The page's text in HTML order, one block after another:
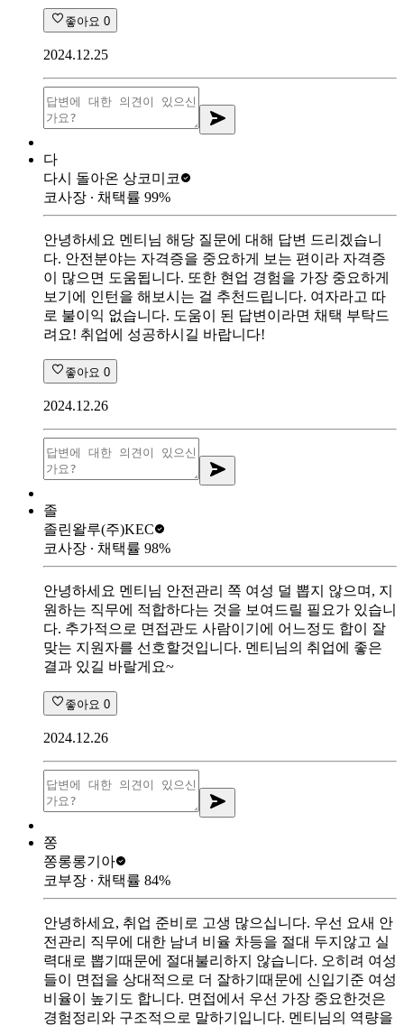
좋아요 0
2024.12.25
다
다시 돌아온 상코미코
코사장 ∙ 채택률 99%
안녕하세요 멘티님 해당 질문에 대해 답변 드리겠습니
다. 안전분야는 자격증을 중요하게 보는 편이라 자격증
이 많으면 도움됩니다. 또한 현업 경험을 가장 중요하게
보기에 인턴을 해보시는 걸 추천드립니다. 여자라고 따
로 불이익 없습니다. 도움이 된 답변이라면 채택 부탁드
려요! 취업에 성공하시길 바랍니다!
좋아요 0
2024.12.26
졸
졸린왈루(주)KEC
코사장 ∙ 채택률 98%
안녕하세요 멘티님 안전관리 쪽 여성 덜 뽑지 않으며, 지
원하는 직무에 적합하다는 것을 보여드릴 필요가 있습니
다. 추가적으로 면접관도 사람이기에 어느정도 합이 잘
맞는 지원자를 선호할것입니다. 멘티님의 취업에 좋은
결과 있길 바랄게요~
좋아요 0
2024.12.26
쫑
쫑롱롱기아
코부장 ∙ 채택률 84%
안녕하세요, 취업 준비로 고생 많으십니다. 우선 요새 안
전관리 직무에 대한 남녀 비율 차등을 절대 두지않고 실
력대로 뽑기때문에 절대불리하지 않습니다. 오히려 여성
들이 면접을 상대적으로 더 잘하기때문에 신입기준 여성
비율이 높기도 합니다. 면접에서 우선 가장 중요한것은
경험정리와 구조적으로 말하기입니다. 멘티님의 역량을